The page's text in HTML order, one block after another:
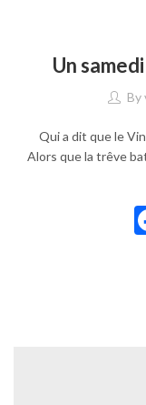
Un
By
Qui a dit que le
Alors que la trêve